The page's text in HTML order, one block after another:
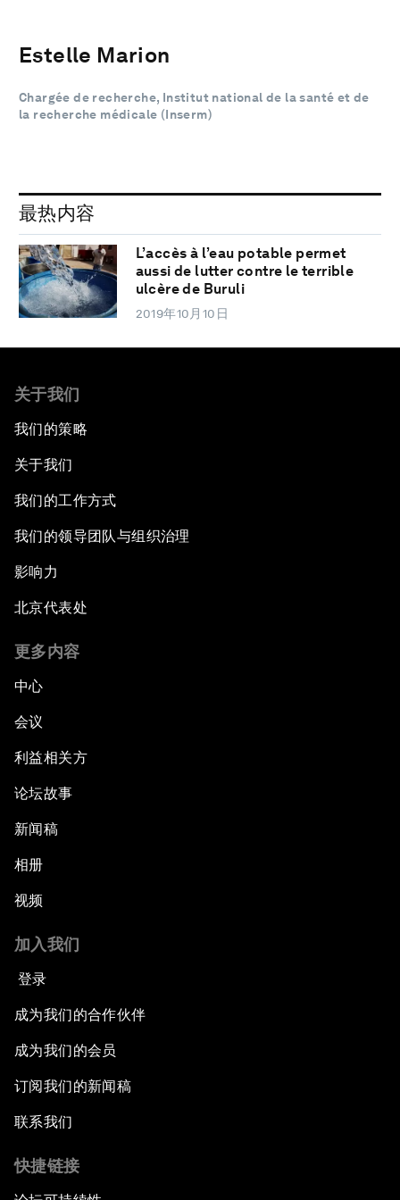
Estelle Marion
Chargée de recherche, Institut national de la santé et de
la recherche médicale (Inserm)
最热内容
L’accès à l’eau potable permet
aussi de lutter contre le terrible
ulcère de Buruli
2019年10月10日
关于我们
我们的策略
关于我们
我们的工作方式
我们的领导团队与组织治理
影响力
北京代表处
更多内容
中心
会议
利益相关方
论坛故事
新闻稿
相册
视频
加入我们
登录
成为我们的合作伙伴
成为我们的会员
订阅我们的新闻稿
联系我们
快捷链接